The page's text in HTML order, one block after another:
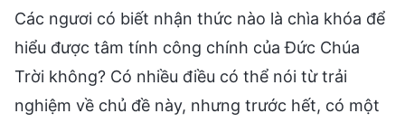
Các ngươi có biết nhận thức nào là chìa khóa để
hiểu được tâm tính công chính của Đức Chúa
Trời không? Có nhiều điều có thể nói từ trải
nghiệm về chủ đề này, nhưng trước hết, có một